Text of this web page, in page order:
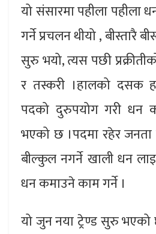
यो संसारमा पहीला पहीला
गर्ने प्रचलन थीयो , बीस्तारै
सुरु भयो, त्यस पछी
र तस्करी ।हालको दसक
पदको दुरुपयोग गरी धन
भएको छ ।पदमा रहेर
बील्कुल नगर्ने खाली धन लाइ
धन कमाउने काम गर्ने ।
यो जुन नया ट्रेण्ड सुरु